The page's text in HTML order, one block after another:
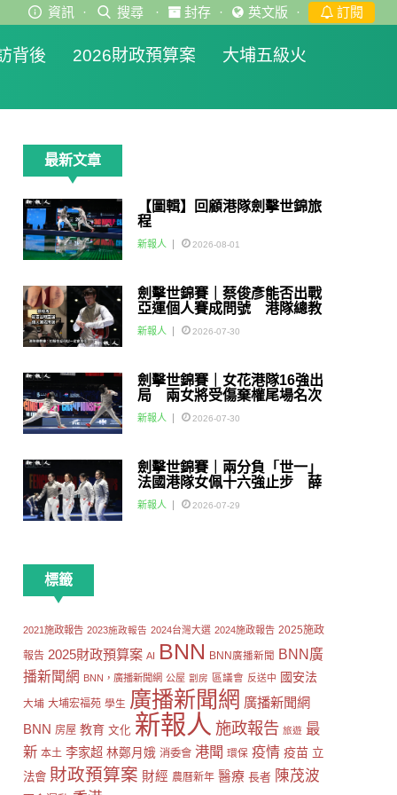
資訊 · 搜尋 · 封存 · 英文版 · 訂閱
背後 2026財政預算案
大埔五級火
最新文章
【圖輯】回顧港隊劍擊世錦旅
程
新報人 2026-08-01
劍擊世錦賽｜蔡俊彥能否出戰
亞運個人賽成問號 港隊總教
練：如醫生話可以一定會用佢
新報人 2026-07-30
劍擊世錦賽｜女花港隊16強出
局 兩女將受傷棄權尾場名次
賽
新報人 2026-07-30
劍擊世錦賽｜兩分負「世一」
法國港隊女佩十六強止步 薛
雅齊：我好有信心我哋可以做
到世界級嘅Team
新報人 2026-07-29
標籤
2021施政報告 2023施政報告 2024台灣大選 2024施政報告 2025施政
報告 2025財政預算案 AI BNN BNN廣播新聞
BNN廣
播新聞網 BNN，廣播新聞網 公屋 劏房 區議會 反送中 國安法
大埔 大埔宏福苑 學生 廣播新聞網 廣播新聞網
BNN 房屋 教育 文化 新報人 施政報告 旅遊 最
新 本土 李家超 林鄭月娥 消委會 港聞 環保 疫情 疫苗 立
法會 財政預算案 財經 農曆新年 醫療 長者 陳茂波